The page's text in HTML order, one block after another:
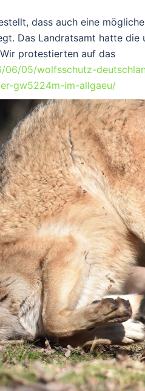
dass auch eine
Das Landratsamt hatte die
protestierten auf das
06/05/wolfsschutz-
gw5224m-im-allgaeu/